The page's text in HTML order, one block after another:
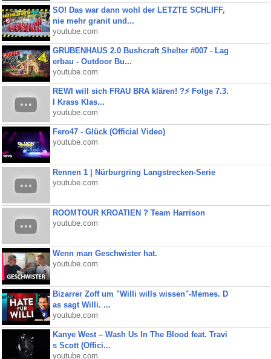
SO! Das war dann wohl der LETZTE SCHLIFF,
nie mehr granit und...
youtube.com
GRUBENHAUS 2.0 Bushcraft Shelter #007 - Lag
erbau - Outdoor Bu...
youtube.com
REWI will sich FRAU BRA klären! ?⚡️ Folge 7.3.
I Krass Klas...
youtube.com
Fero47 - Glück (Official Video)
youtube.com
Rennen 1 | Nürburgring Langstrecken-Serie
youtube.com
ROOMTOUR KROATIEN ? Team Harrison
youtube.com
Wenn man Geschwister hat.
youtube.com
Bizarrer Zoff um "Willi wills wissen"-Memes. D
as sagt Willi. ...
youtube.com
Kanye West – Wash Us In The Blood feat. Travi
s Scott (Offici...
youtube.com